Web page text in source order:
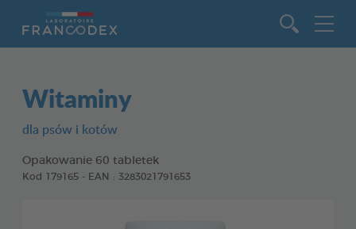
Witaminy
dla psów i kotów
Opakowanie 60 tabletek
Kod 179165 - EAN : 3283021791653